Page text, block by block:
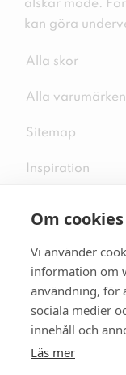
Om
Vi använder
information om
användning, för
sociala medier
innehåll och
Läs mer
älskar mode.
kan göra
Alla skor
Alla varumärken
Sitemap
Inspiration
Följ oss på
Se mer skor: